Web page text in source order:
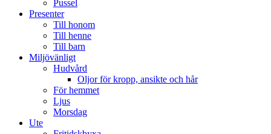
Pussel
Presenter
Till honom
Till henne
Till barn
Miljövänligt
Hudvård
Oljor för kropp, ansikte och hår
För hemmet
Ljus
Morsdag
Ute